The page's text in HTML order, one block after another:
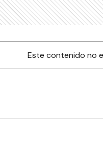
Este contenido no